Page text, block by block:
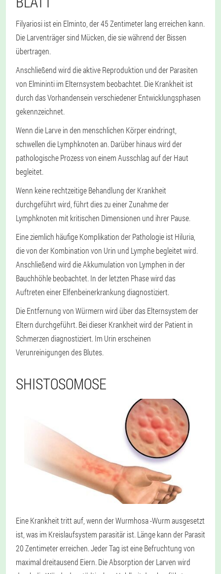
Filyariosi ist ein Elminto, der 45 Zentimeter lang erreichen kann.
Die Larventräger sind Mücken, die sie während der Bissen
übertragen.
Anschließend wird die aktive Reproduktion und der Parasiten
von Elmininti im Elternsystem beobachtet. Die Krankheit ist
durch das Vorhandensein verschiedener Entwicklungsphasen
gekennzeichnet.
Wenn die Larve in den menschlichen Körper eindringt,
schwellen die Lymphknoten an. Darüber hinaus wird der
pathologische Prozess von einem Ausschlag auf der Haut
begleitet.
Wenn keine rechtzeitige Behandlung der Krankheit
durchgeführt wird, führt dies zu einer Zunahme der
Lymphknoten mit kritischen Dimensionen und ihrer Pause.
Eine ziemlich häufige Komplikation der Pathologie ist Hiluria,
die von der Kombination von Urin und Lymphe begleitet wird.
Anschließend wird die Akkumulation von Lymphen in der
Bauchhöhle beobachtet. In der letzten Phase wird das
Auftreten einer Elfenbeinerkrankung diagnostiziert.
Die Entfernung von Würmern wird über das Elternsystem der
Eltern durchgeführt. Bei dieser Krankheit wird der Patient in
Schmerzen diagnostiziert. Im Urin erscheinen
Verunreinigungen des Blutes.
SHISTOSOMOSE
Eine Krankheit tritt auf, wenn der Wurmhosa -Wurm ausgesetzt
ist, was im Kreislaufsystem parasitär ist. Länge kann der Parasit
20 Zentimeter erreichen. Jeder Tag ist eine Befruchtung von
maximal dreitausend Eiern. Die Absorption der Larven wird